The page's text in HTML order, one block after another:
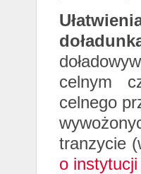
celnym
celnego
tranzycie
o